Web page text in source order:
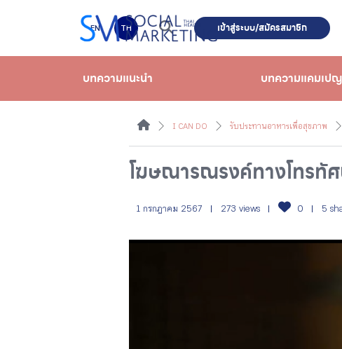
EN TH เข้าสู่ระบบ/สมัครสมาชิก
บทความแนะนำ บทความแคมเปญ
I CAN DO รับประทานอาหารเพื่อสุขภาพ
โฆษณารณรงค์ทางโทรทั
1 กรกฎาคม 2567 273 views 0 5